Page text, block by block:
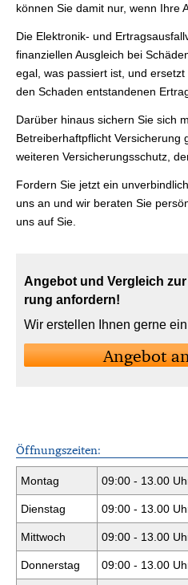
können Sie damit nur, wenn Ihre
Die Elektronik- und
finanziellen Ausgleich bei
egal, was passiert ist, und
den Schaden entstandenen
Darüber hinaus sichern Sie sich
Betreiberhaftpflicht Versicherung
weiteren Versicherungsschutz,
Fordern Sie jetzt ein
uns an und wir beraten Sie
uns auf Sie.
Angebot und Vergleich
rung anfordern!
Wir erstellen Ihnen gerne
An­ge­bot
Öffnungszeiten:
Montag 09:00 - 13.00
Dienstag 09:00 - 13.00
Mittwoch 09:00 - 13.00
Donnerstag 09:00 - 13.00